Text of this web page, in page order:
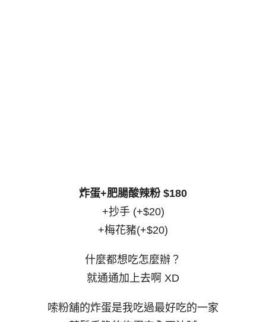
炸蛋+肥腸酸辣粉 $180
+抄手 (+$20)
+梅花豬(+$20)
什麼都想吃怎麼辦？
就通通加上去啊 XD
嗦粉舖的炸蛋是我吃過最好吃的一家